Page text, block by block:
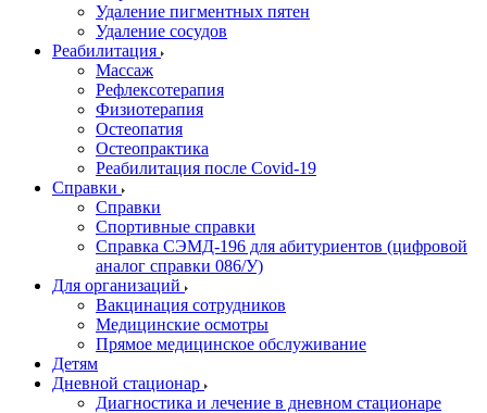
Удаление пигментных пятен
Удаление сосудов
Реабилитация
Массаж
Рефлексотерапия
Физиотерапия
Остеопатия
Остеопрактика
Реабилитация после Covid-19
Справки
Справки
Спортивные справки
Справка СЭМД‑196 для абитуриентов (цифровой
аналог справки 086/У)
Для организаций
Вакцинация сотрудников
Медицинские осмотры
Прямое медицинское обслуживание
Детям
Дневной стационар
Диагностика и лечение в дневном стационаре